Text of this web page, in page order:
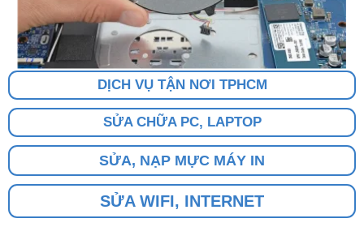
DỊCH VỤ TẬN NƠI TPHCM
SỬA CHỮA PC, LAPTOP
SỬA, NẠP MỰC MÁY IN
SỬA WIFI, INTERNET